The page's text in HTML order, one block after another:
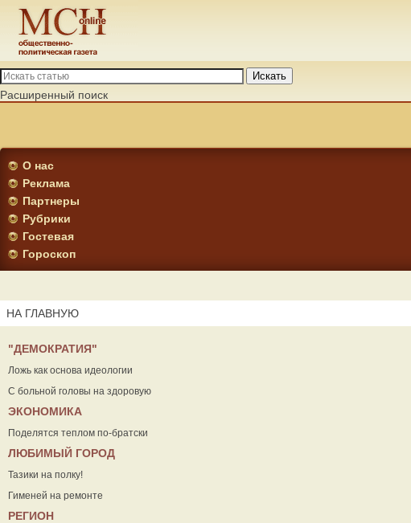
Искать
Расширенный поиск
О нас
Реклама
Партнеры
Рубрики
Гостевая
Гороскоп
НА ГЛАВНУЮ
"ДЕМОКРАТИЯ"
Ложь как основа идеологии
С больной головы на здоровую
ЭКОНОМИКА
Поделятся теплом по-братски
ЛЮБИМЫЙ ГОРОД
Тазики на полку!
Гименей на ремонте
РЕГИОН